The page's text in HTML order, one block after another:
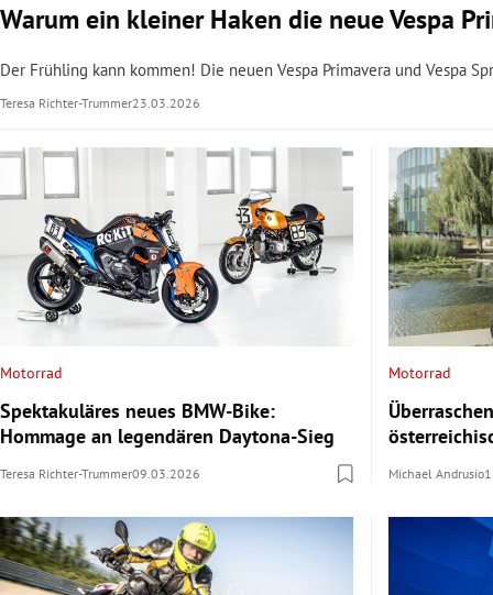
Warum ein kleiner Haken die neue Vespa
Der Frühling kann kommen! Die neuen Vespa Primavera und Vespa
Teresa Richter-Trummer23.03.2026
Motorrad
Spektakuläres neues BMW-Bike:
Hommage an legendären Daytona-Sieg
Teresa Richter-Trummer09.03.2026
Motorrad
Michael Andrusio